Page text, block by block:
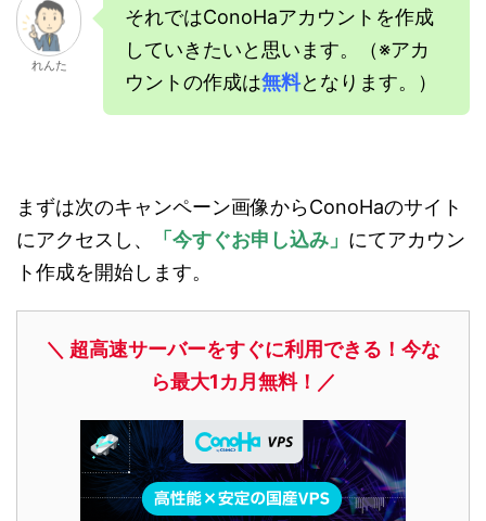
れんた
それではConoHaアカウントを作成
していきたいと思います。（※アカ
ウントの作成は無料となります。）
まずは次のキャンペーン画像からConoHaのサイト
にアクセスし、
「今すぐお申し込み」 にてアカウン
ト作成を開始します。
＼ 超高速サーバーをすぐに利用できる！今な
ら最大1カ月無料！／